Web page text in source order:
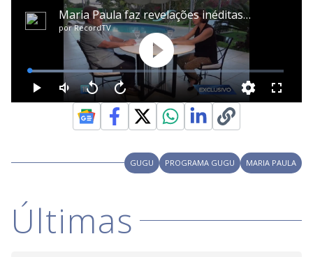
GUGU PROGRAMA GUGU MARIA PAULA
Últimas